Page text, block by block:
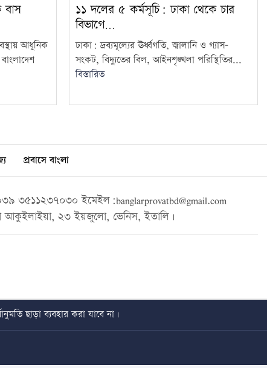
বাস
আধুনিক
১১ দলের ৫ কর্মসূচি: ঢাকা থেকে চার
বিভাগে…
ঢাকা: দ্রব্যমূল্যের ঊর্ধ্বগতি, জ্বালানি ও গ্যাস–
সংকট, বিদ্যুতের বিল, আইনশৃঙ্খলা পরিস্থিতির...
বিস্তারিত
প্রবাসে বাংলা
৩৫১১২৩৭০৩০ ইমেইল:banglarprovatbd@gmail.com
আকুইলাইয়া, ২৩ ইয়জুলো, ভেনিস, ইতালি।
ছাড়া ব্যবহার করা যাবে না।